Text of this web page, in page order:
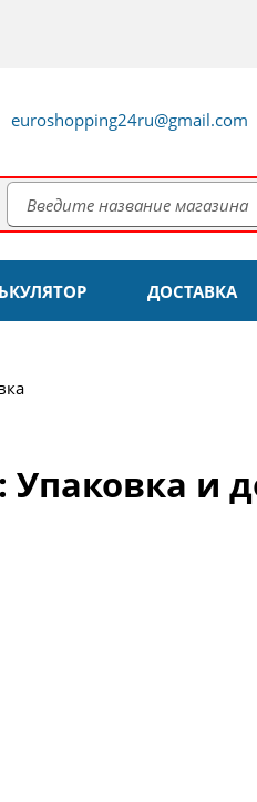
euroshopping24ru@gmail.com
ДОСТАВКА
Упаковка и